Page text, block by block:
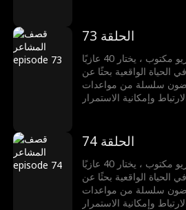
سيحصلون على مكافأة
أمام قصف المشاعر؟
الحلقة 73
برنامج واقعي بدون سيناريو مكتوب ، يختار 40 عازبًا
الحياة الواقعية بحثًا عن
سلسلة من مواعدات
وإمكانية الاستمرار
سيحصلون على مكافأة
أمام قصف المشاعر؟
الحلقة 74
برنامج واقعي بدون سيناريو مكتوب ، يختار 40 عازبًا
الحياة الواقعية بحثًا عن
سلسلة من مواعدات
وإمكانية الاستمرار